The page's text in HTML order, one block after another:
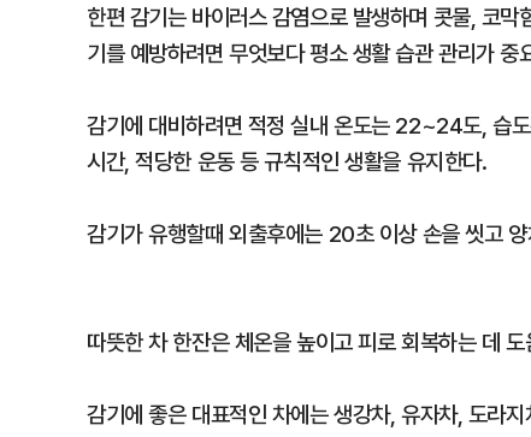
한편 감기는 바이러스 감염으로 발생하며 콧물, 코
기를 예방하려면 무엇보다 평소 생활 습관 관리가 중
감기에 대비하려면 적정 실내 온도는 22~24도, 습
시간, 적당한 운동 등 규칙적인 생활을 유지한다.
감기가 유행할때 외출후에는 20초 이상 손을 씻고
따뜻한 차 한잔은 체온을 높이고 피로 회복하는 데 도
감기에 좋은 대표적인 차에는 생강차, 유자차, 도라